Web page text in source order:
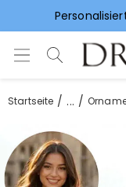
Startseite ...